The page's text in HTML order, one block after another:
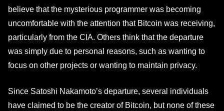
believe that the mysterious programmer was becoming
uncomfortable with the attention that Bitcoin was receiving,
particularly from the CIA. Others think that the departure
was simply due to personal reasons, such as wanting to
focus on other projects or wanting to maintain privacy.
Since Satoshi Nakamoto’s departure, several individuals
have claimed to be the creator of Bitcoin, but none of these